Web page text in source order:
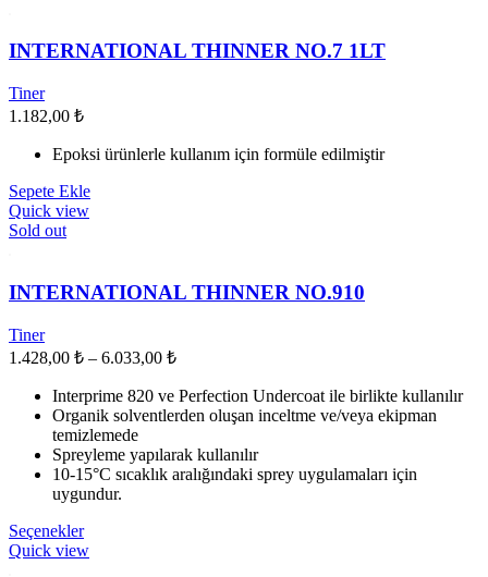
INTERNATIONAL THINNER NO.7 1LT
Tiner
1.182,00 ₺
Epoksi ürünlerle kullanım için formüle edilmiştir
Sepete Ekle
Quick view
Sold out
INTERNATIONAL THINNER NO.910
Tiner
1.428,00 ₺ – 6.033,00 ₺Fiyat
1.428,00 ₺
-
Interprime 820 ve Perfection Undercoat ile birlikte kullanılır
Organik solventlerden oluşan inceltme ve/veya ekipman
temizlemede
Spreyleme yapılarak kullanılır
10-15°C sıcaklık aralığındaki sprey uygulamaları için
uygundur.
SeçeneklerBu
ürünün
Quick view